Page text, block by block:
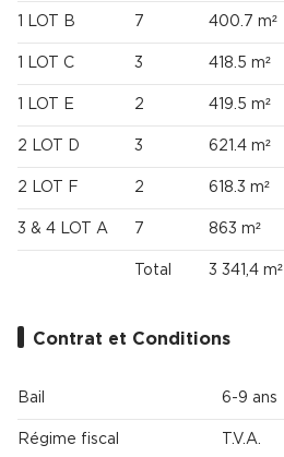
1 LOT B 7 400.7 m²
1 LOT C 3 418.5 m²
1 LOT E 2 419.5 m²
2 LOT D 3 621.4 m²
2 LOT F 2 618.3 m²
3 & 4 LOT A 7 863 m²
Total 3 341,4 m²
Contrat et Conditions
Bail 6-9 ans
Régime fiscal T.V.A.